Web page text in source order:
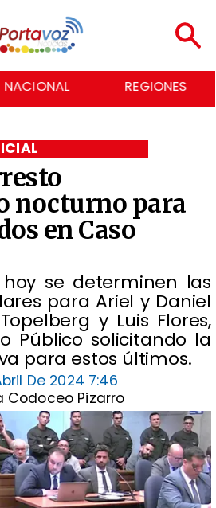
REGIONES ECONOMÍA
nocturno para
en Caso
se determinen las
para Ariel y Daniel
y Luis Flores,
Público solicitando la
para estos últimos.
De 2024 7:46
Codoceo Pizarro